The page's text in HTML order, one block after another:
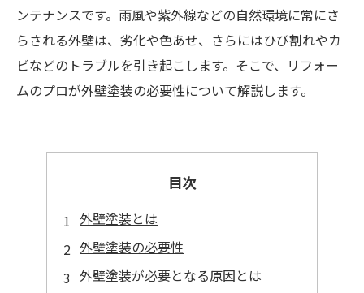
ンテナンスです。雨風や紫外線などの自然環境に常にさ
らされる外壁は、劣化や色あせ、さらにはひび割れやカ
ビなどのトラブルを引き起こします。そこで、リフォー
ムのプロが外壁塗装の必要性について解説します。
目次
外壁塗装とは
外壁塗装の必要性
外壁塗装が必要となる原因とは